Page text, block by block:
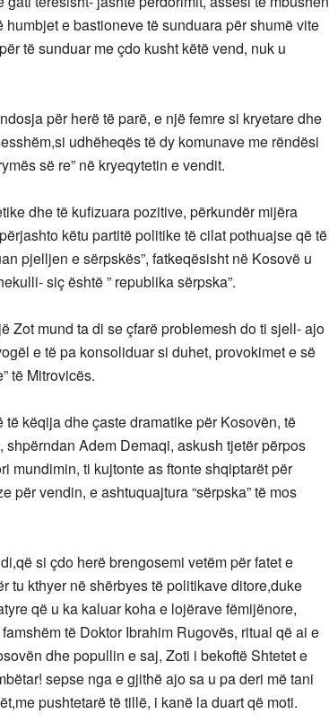
e bastioneve të sunduara për shumë vite
të sunduar me çdo kusht këtë vend, nuk u
për herë të parë, e një femre si kryetare dhe
udhëheqës të dy komunave me rëndësi
së re” në kryeqytetin e vendit.
dhe të kufizuara pozitive, përkundër mijëra
këtu partitë politike të cilat pothuajse që të
pjelljen e sërpskës”, fatkeqësisht në Kosovë u
siç është ” republika sërpska”.
Zot mund ta di se çfarë problemesh do ti sjell- ajo
e të pa konsoliduar si duhet, provokimet e së
të Mitrovicës.
këqija dhe çaste dramatike për Kosovën, të
Adem Demaqi, askush tjetër përpos
mundimin, ti kujtonte as ftonte shqiptarët për
për vendin, e ashtuquajtura “sërpska” të mos
si çdo herë brengosemi vetëm për fatet e
tu kthyer në shërbyes të politikave ditore,duke
që u ka kaluar koha e lojërave fëmijënore,
të Doktor Ibrahim Rugovës, ritual që ai e
dhe popullin e saj, Zoti i bekoftë Shtetet e
sepse nga e gjithë ajo sa u pa deri më tani
pushtetarë të tillë, i kanë la duart që moti.